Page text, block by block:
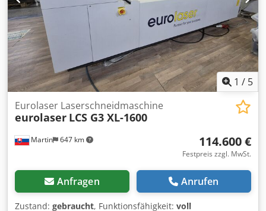
1 / 5
Martin 647 km
Eurolaser Laserschneidmaschine
eurolaser LCS G3 XL-1600
114.600 €
Festpreis zzgl. MwSt.
Anfragen Anrufen
Zustand: gebraucht, Funktionsfähigkeit: voll